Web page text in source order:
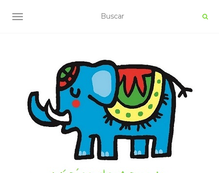
ALTERNAR NAVEGACIÓN